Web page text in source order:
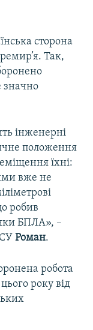
сторона
Так,
значно
інженерні
положення
їхні:
вже не
робив
БПЛА», –
Роман.
робота
року від